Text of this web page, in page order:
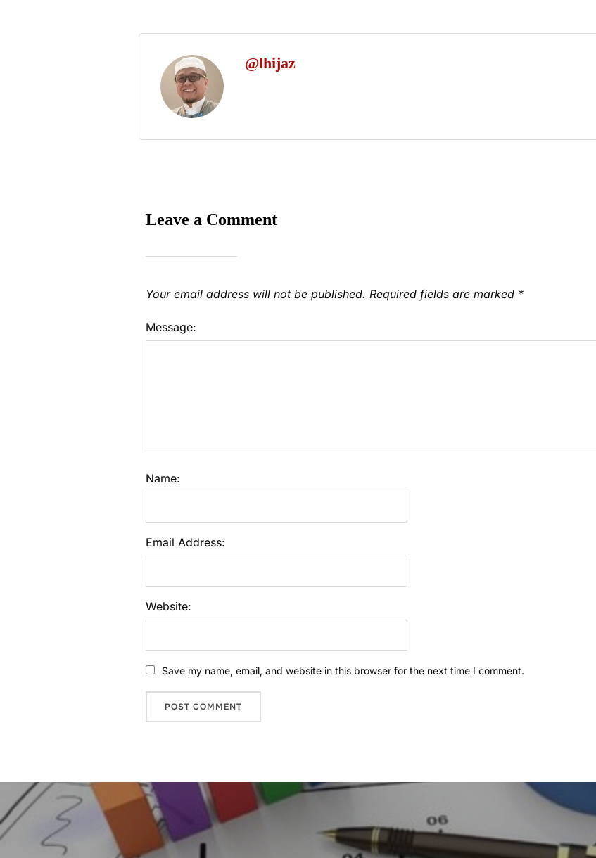
@lhijaz
Leave a Comment
Your email address will not be published. Required fields are marked *
Message:
Name:
Email Address:
Website:
Save my name, email, and website in this browser for the next time I comment.